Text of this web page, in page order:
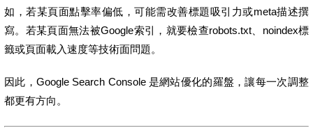
如，若某頁面點擊率偏低，可能需改善標題吸引力或meta描述撰
寫。若某頁面無法被Google索引，就要檢查robots.txt、noindex標
籤或頁面載入速度等技術面問題。
因此，Google Search Console 是網站優化的羅盤，讓每一次調整
都更有方向。